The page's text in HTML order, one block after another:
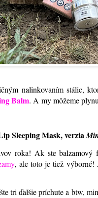
nalinkovaním stálic,
Balm. A my môžeme
Sleeping Mask, verzia
roka! Ak ste balzamový
, ale toto je tiež
tri ďalšie príchute a btw,